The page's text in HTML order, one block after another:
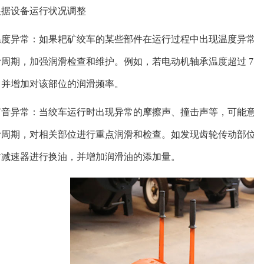
设备运行状况调整
异常：如果耙矿绞车的某些部件在运行过程中出现温度异
期，加强润滑检查和维护。例如，若电动机轴承温度超过
增加对该部位的润滑频率。
异常：当绞车运行时出现异常的摩擦声、撞击声等，可能
期，对相关部位进行重点润滑和检查。如发现齿轮传动部
速器进行换油，并增加润滑油的添加量。